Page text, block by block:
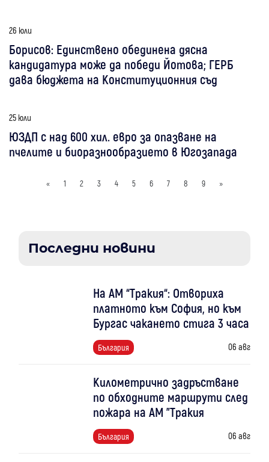
26 юли
Борисов: Единствено обединена дясна
кандидатура може да победи Йотова; ГЕРБ
дава бюджета на Конституционния съд
25 юли
ЮЗДП с над 600 хил. евро за опазване на
пчелите и биоразнообразието в Югозапада
« 1 2 3 4 5 6 7 8 9 »
Последни новини
На АМ “Тракия“: Отвориха
платното към София, но към
Бургас чакането стига 3 часа
България 06 авг
Километрично задръстване
по обходните маршрути след
пожара на АМ "Тракия
България 06 авг